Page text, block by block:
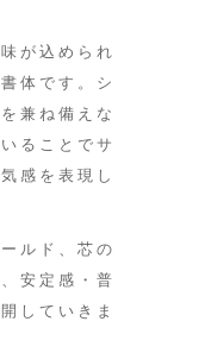
が込められ
体です。シ
兼ね備えな
ることでサ
感を表現し
ルド、芯の
安定感・普
していきま